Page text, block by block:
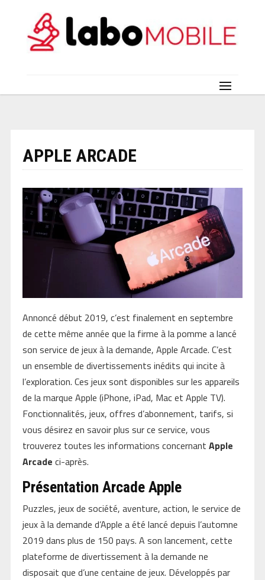
APPLE ARCADE
Annoncé début 2019, c’est finalement en septembre
de cette même année que la firme à la pomme a lancé
son service de jeux à la demande, Apple Arcade. C’est
un ensemble de divertissements inédits qui incite à
l’exploration. Ces jeux sont disponibles sur les appareils
de la marque Apple (iPhone, iPad, Mac et Apple TV).
Fonctionnalités, jeux, offres d’abonnement, tarifs, si
vous désirez en savoir plus sur ce service, vous
trouverez toutes les informations concernant Apple
Arcade ci-après.
Présentation Arcade Apple
Puzzles, jeux de société, aventure, action, le service de
jeux à la demande d’Apple a été lancé depuis l’automne
2019 dans plus de 150 pays. A son lancement, cette
plateforme de divertissement à la demande ne
disposait que d’une centaine de jeux. Développés par